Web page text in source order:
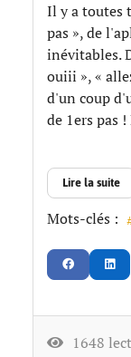
Il y a toutes
pas », de
inévitables.
ouiii », «
d'un coup
de 1ers pas
Lire la suite
Mots-clés :
1648